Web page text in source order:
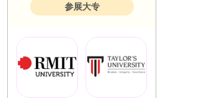
参展大专